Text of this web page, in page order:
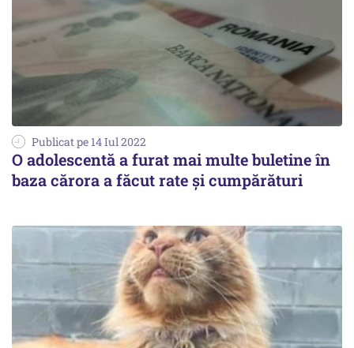
Publicat pe 14 Iul 2022
O adolescentă a furat mai multe buletine în
baza cărora a făcut rate și cumpărături